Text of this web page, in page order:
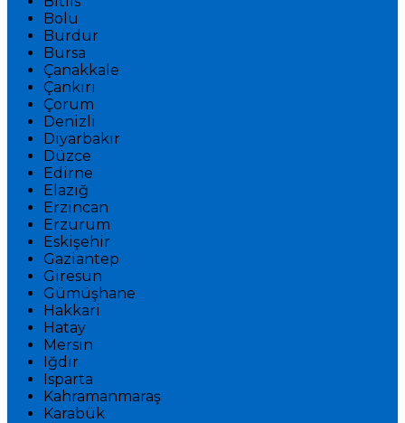
Bolu
Burdur
Bursa
Çanakkale
Çankırı
Çorum
Denizli
Diyarbakır
Düzce
Edirne
Elazığ
Erzincan
Erzurum
Eskişehir
Gaziantep
Giresun
Gümüşhane
Hakkari
Hatay
Mersin
Iğdır
Isparta
Kahramanmaraş
Karabük